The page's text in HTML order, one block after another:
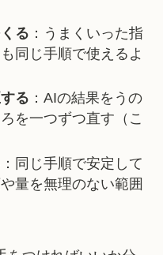
る ：うまくいった指
同じ手順で使えるよ
る ：AIの結果をうの
を一つずつ直す（こ
：同じ手順で安定して
量を無理のない範囲